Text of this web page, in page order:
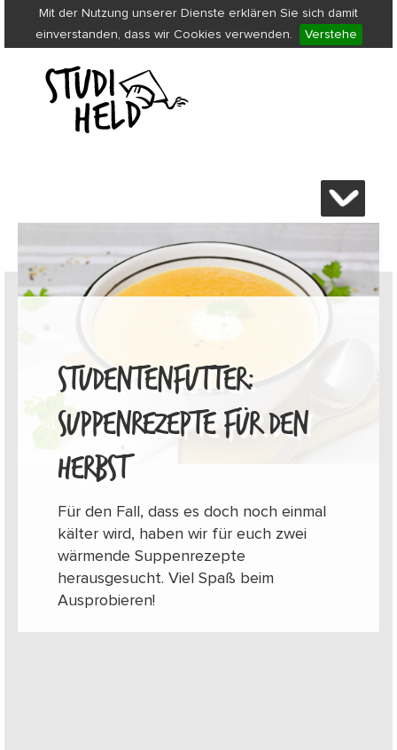
Mit der Nutzung unserer Dienste erklären Sie sich damit
einverstanden, dass wir Cookies verwenden.
Verstehe
STUDENTENFUTTER:
SUPPENREZEPTE FÜR DEN
HERBST
Für den Fall, dass es doch noch einmal
kälter wird, haben wir für euch zwei
wärmende Suppenrezepte
herausgesucht. Viel Spaß beim
Ausprobieren!